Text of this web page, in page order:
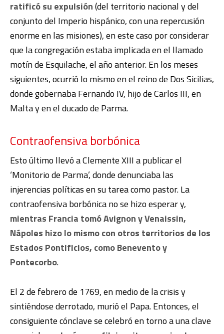
ratificó su expulsión(del territorio nacional y del
conjunto del Imperio hispánico, con una repercusión
enorme en las misiones), en este caso por considerar
que la congregación estaba implicada en el llamado
motín de Esquilache, el año anterior. En los meses
siguientes, ocurrió lo mismo en el reino de Dos Sicilias,
donde gobernaba Fernando IV, hijo de Carlos III, en
Malta y en el ducado de Parma.
Contraofensiva borbónica
Esto último llevó a Clemente XIII a publicar el
‘Monitorio de Parma’, donde denunciaba las
injerencias políticas en su tarea como pastor. La
contraofensiva borbónica no se hizo esperar y,
mientras Francia tomó Avignon y Venaissin,
Nápoles hizo lo mismo con otros territorios de los
Estados Pontificios, como Benevento y
Pontecorbo.
El 2 de febrero de 1769, en medio de la crisis y
sintiéndose derrotado, murió el Papa. Entonces, el
consiguiente cónclave se celebró en torno a una clave